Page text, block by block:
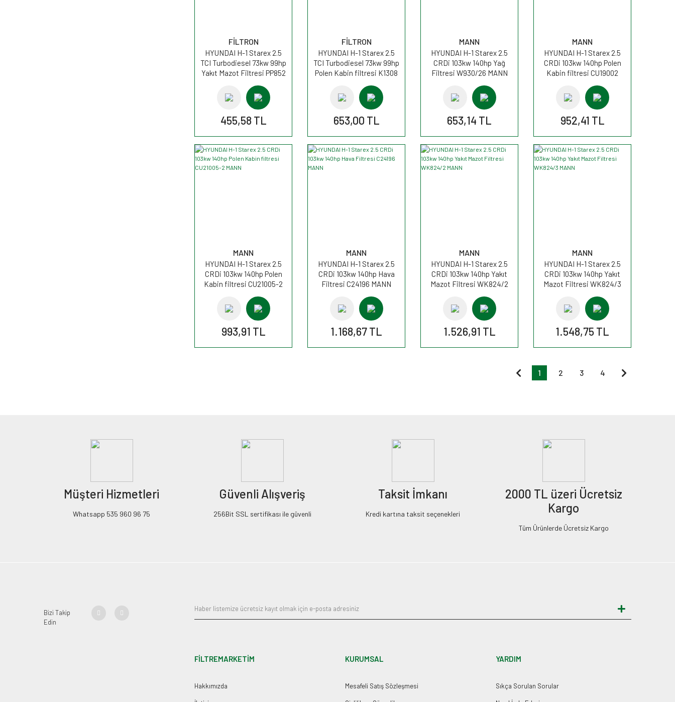
FİLTRON
HYUNDAI H-1 Starex 2.5
TCI Turbodiesel 73kw 99hp
Yakıt Mazot Filtresi PP852
455,58 TL
FİLTRON
HYUNDAI H-1 Starex 2.5
TCI Turbodiesel 73kw 99hp
Polen Kabin filtresi K1308
653,00 TL
MANN
HYUNDAI H-1 Starex 2.5
CRDi 103kw 140hp Yağ
Filtresi W930/26 MANN
653,14 TL
MANN
HYUNDAI H-1 Starex 2.5
CRDi 103kw 140hp Polen
Kabin filtresi CU19002
952,41 TL
MANN
HYUNDAI H-1 Starex 2.5
CRDi 103kw 140hp Polen
Kabin filtresi CU21005-2
993,91 TL
MANN
HYUNDAI H-1 Starex 2.5
CRDi 103kw 140hp Hava
Filtresi C24196 MANN
1.168,67 TL
MANN
HYUNDAI H-1 Starex 2.5
CRDi 103kw 140hp Yakıt
Mazot Filtresi WK824/2
1.526,91 TL
MANN
HYUNDAI H-1 Starex 2.5
CRDi 103kw 140hp Yakıt
Mazot Filtresi WK824/3
1.548,75 TL
1 2 3 4
Müşteri Hizmetleri
Whatsapp 535 960 96 75
Güvenli Alışveriş
256Bit SSL sertifikası ile güvenli
Taksit İmkanı
Kredi kartına taksit seçenekleri
2000 TL üzeri Ücretsiz
Kargo
Tüm Ürünlerde Ücretsiz Kargo
Bizi Takip
Edin
FİLTREMARKETİM
Hakkımızda
KURUMSAL
Mesafeli Satış Sözleşmesi
YARDIM
Sıkça Sorulan Sorular